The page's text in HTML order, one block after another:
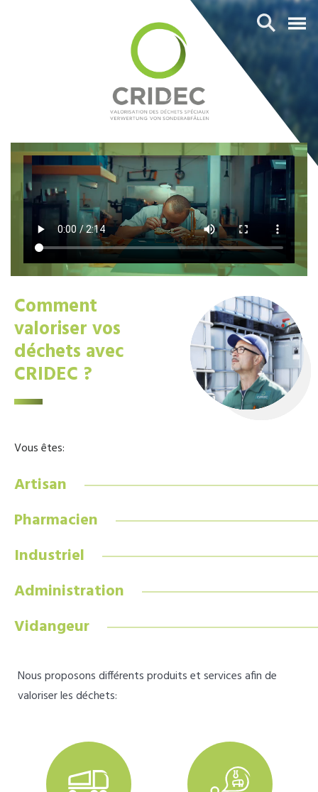
Comment
valoriser vos
déchets avec
CRIDEC ?
Vous êtes:
Artisan
Pharmacien
Industriel
Administration
Vidangeur
Nous proposons différents produits et services afin de
valoriser les déchets: